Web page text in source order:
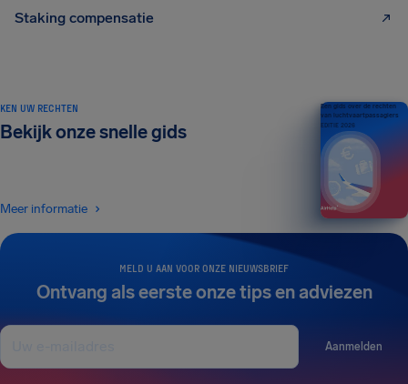
Staking compensatie
MELD U AAN VOOR ONZE NIEUWSBRIEF
Ontvang als eerste onze tips en adviezen
Aanmelden
KEN UW RECHTEN
Bekijk onze snelle gids
Meer informatie
Een gids over de rechten
van luchtvaartpassagiers
EDITIE 2026